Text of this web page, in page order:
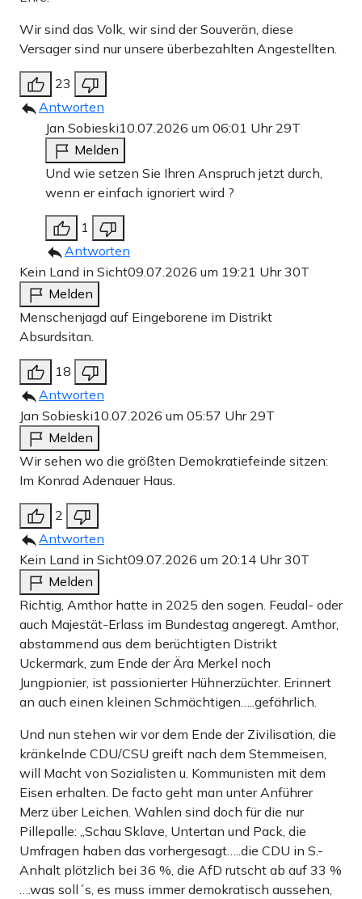
Wir sind das Volk, wir sind der Souverän, diese
Versager sind nur unsere überbezahlten Angestellten.
23
Antworten
Jan Sobieski10.07.2026 um 06:01 Uhr 29T
Melden
Und wie setzen Sie Ihren Anspruch jetzt durch,
wenn er einfach ignoriert wird ?
1
Antworten
Kein Land in Sicht09.07.2026 um 19:21 Uhr30T
Melden
Menschenjagd auf Eingeborene im Distrikt
Absurdsitan.
18
Antworten
Jan Sobieski10.07.2026 um 05:57 Uhr 29T
Melden
Wir sehen wo die größten Demokratiefeinde sitzen:
Im Konrad Adenauer Haus.
2
Antworten
Kein Land in Sicht09.07.2026 um 20:14 Uhr30T
Melden
Richtig, Amthor hatte in 2025 den sogen. Feudal- oder
auch Majestät-Erlass im Bundestag angeregt. Amthor,
abstammend aus dem berüchtigten Distrikt
Uckermark, zum Ende der Ära Merkel noch
Jungpionier, ist passionierter Hühnerzüchter. Erinnert
an auch einen kleinen Schmächtigen…..gefährlich.
Und nun stehen wir vor dem Ende der Zivilisation, die
kränkelnde CDU/CSU greift nach dem Stemmeisen,
will Macht von Sozialisten u. Kommunisten mit dem
Eisen erhalten. De facto geht man unter Anführer
Merz über Leichen. Wahlen sind doch für die nur
Pillepalle: „Schau Sklave, Untertan und Pack, die
Umfragen haben das vorhergesagt…..die CDU in S.-
Anhalt plötzlich bei 36 %, die AfD rutscht ab auf 33 %
….was soll´s, es muss immer demokratisch aussehen,